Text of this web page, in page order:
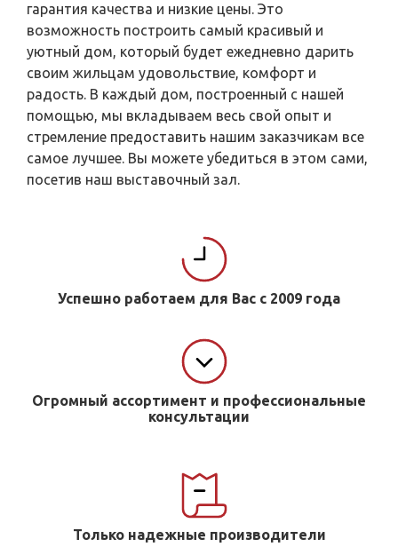
гарантия качества и низкие цены. Это
возможность построить самый красивый и
уютный дом, который будет ежедневно дарить
своим жильцам удовольствие, комфорт и
радость. В каждый дом, построенный с нашей
помощью, мы вкладываем весь свой опыт и
стремление предоставить нашим заказчикам все
самое лучшее. Вы можете убедиться в этом сами,
посетив наш выставочный зал.
Успешно работаем для Вас с 2009 года
Огромный ассортимент и профессиональные
консультации
Только надежные производители